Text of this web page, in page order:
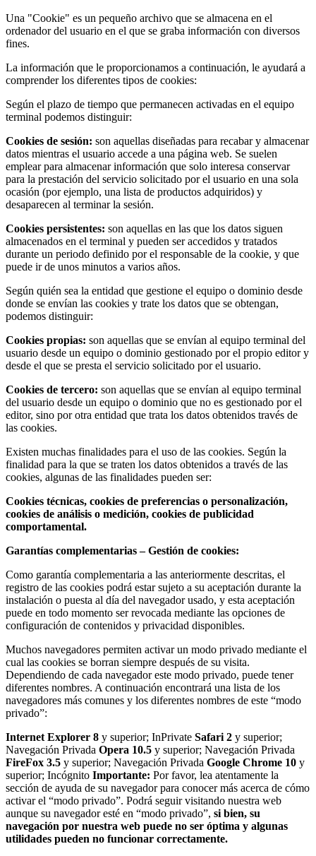
Una "Cookie" es un pequeño archivo que se almacena en el
ordenador del usuario en el que se graba información con diversos
fines.
La información que le proporcionamos a continuación, le ayudará a
comprender los diferentes tipos de cookies:
Según el plazo de tiempo que permanecen activadas en el equipo
terminal podemos distinguir:
Cookies de sesión: son aquellas diseñadas para recabar y almacenar
datos mientras el usuario accede a una página web. Se suelen
emplear para almacenar información que solo interesa conservar
para la prestación del servicio solicitado por el usuario en una sola
ocasión (por ejemplo, una lista de productos adquiridos) y
desaparecen al terminar la sesión.
Cookies persistentes: son aquellas en las que los datos siguen
almacenados en el terminal y pueden ser accedidos y tratados
durante un periodo definido por el responsable de la cookie, y que
puede ir de unos minutos a varios años.
Según quién sea la entidad que gestione el equipo o dominio desde
donde se envían las cookies y trate los datos que se obtengan,
podemos distinguir:
Cookies propias: son aquellas que se envían al equipo terminal del
usuario desde un equipo o dominio gestionado por el propio editor y
desde el que se presta el servicio solicitado por el usuario.
Cookies de tercero: son aquellas que se envían al equipo terminal
del usuario desde un equipo o dominio que no es gestionado por el
editor, sino por otra entidad que trata los datos obtenidos través de
las cookies.
Existen muchas finalidades para el uso de las cookies. Según la
finalidad para la que se traten los datos obtenidos a través de las
cookies, algunas de las finalidades pueden ser:
Cookies técnicas, cookies de preferencias o personalización,
cookies de análisis o medición, cookies de publicidad
comportamental.
Garantías complementarias – Gestión de cookies:
Como garantía complementaria a las anteriormente descritas, el
registro de las cookies podrá estar sujeto a su aceptación durante la
instalación o puesta al día del navegador usado, y esta aceptación
puede en todo momento ser revocada mediante las opciones de
configuración de contenidos y privacidad disponibles.
Muchos navegadores permiten activar un modo privado mediante el
cual las cookies se borran siempre después de su visita.
Dependiendo de cada navegador este modo privado, puede tener
diferentes nombres. A continuación encontrará una lista de los
navegadores más comunes y los diferentes nombres de este “modo
privado”:
Internet Explorer 8 y superior; InPrivate Safari 2 y superior;
Navegación Privada Opera 10.5 y superior; Navegación Privada
FireFox 3.5 y superior; Navegación Privada Google Chrome 10 y
superior; Incógnito Importante: Por favor, lea atentamente la
sección de ayuda de su navegador para conocer más acerca de cómo
activar el “modo privado”. Podrá seguir visitando nuestra web
aunque su navegador esté en “modo privado”, si bien, su
navegación por nuestra web puede no ser óptima y algunas
utilidades pueden no funcionar correctamente.